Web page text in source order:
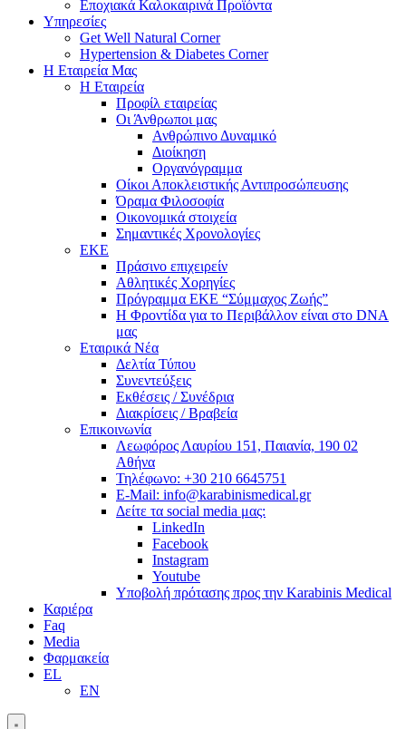
Εποχιακά Καλοκαιρινά Προϊόντα
Υπηρεσίες
Get Well Natural Corner
Hypertension & Diabetes Corner
Η Εταιρεία Μας
Η Εταιρεία
Προφίλ εταιρείας
Οι Άνθρωποι μας
Ανθρώπινο Δυναμικό
Διοίκηση
Οργανόγραμμα
Οίκοι Αποκλειστικής Αντιπροσώπευσης
Όραμα Φιλοσοφία
Οικονομικά στοιχεία
Σημαντικές Χρονολογίες
ΕΚΕ
Πράσινο επιχειρείν
Αθλητικές Χορηγίες
Πρόγραμμα ΕΚΕ “Σύμμαχος Ζωής”
Η Φροντίδα για το Περιβάλλον είναι στο DNA
μας
Εταιρικά Νέα
Δελτία Τύπου
Συνεντεύξεις
Εκθέσεις / Συνέδρια
Διακρίσεις / Βραβεία
Επικοινωνία
Λεωφόρος Λαυρίου 151, Παιανία, 190 02
Αθήνα
Τηλέφωνο: +30 210 6645751
E-Mail: info@karabinismedical.gr
Δείτε τα social media μας:
LinkedIn
Facebook
Instagram
Youtube
Υποβολή πρότασης προς την Karabinis Medical
Καριέρα
Faq
Media
Φαρμακεία
EL
EN